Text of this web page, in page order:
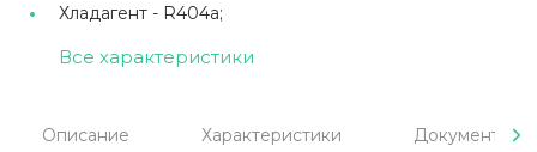
Хладагент - R404а;
Все характеристики
Описание Характеристики Документы